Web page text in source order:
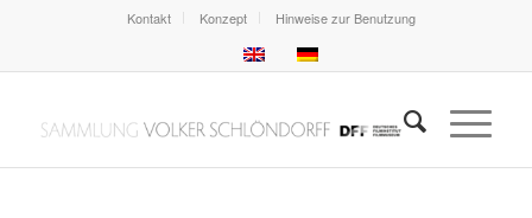
Kontakt Konzept Hinweise zur Benutzung